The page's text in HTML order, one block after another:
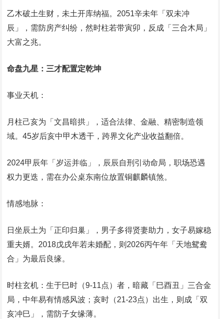
乙木破土生财，未土开库纳福。2051辛未年「双未冲
辰」，需防房产纠纷，然时柱若带寅卯，反成「三合木局」
大富之兆。
命盘九星：三才配置定乾坤
‌事业天机‌：
月柱己亥为「文昌暗拱」，适合法律、金融、精密制造领
域。45岁后亥中甲木透干，跨界文化产业收益翻倍。
2024甲辰年「岁运并临」，辰辰自刑引动命局，职场恐遇
权力更迭，需在办公桌东南位放置铜麒麟镇煞。
‌情感地脉‌：
日坐辰土为「正印归巢」，男子多得贤妻助力，女子易嫁稳
重夫婿。2018戊戌年若未婚配，则2026丙午年「天地鸳鸯
合」为最后良缘。
时柱玄机：生于巳时（9-11点）者，暗藏「巳酉丑」三合金
局，中年易有情感风波；亥时（21-23点）出生，则成「双
亥冲巳」，需防子女缘薄。